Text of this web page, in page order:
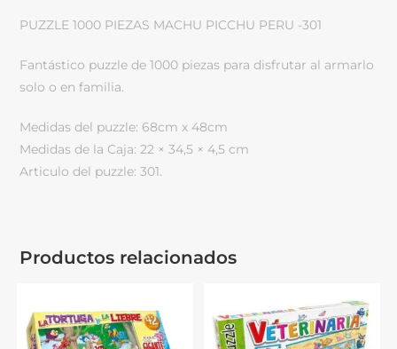
PUZZLE 1000 PIEZAS MACHU PICCHU PERU -301
Fantástico puzzle de 1000 piezas para disfrutar al armarlo
solo o en familia.
Medidas del puzzle: 68cm x 48cm
Medidas de la Caja: 22 × 34,5 × 4,5 cm
Articulo del puzzle: 301.
Productos relacionados